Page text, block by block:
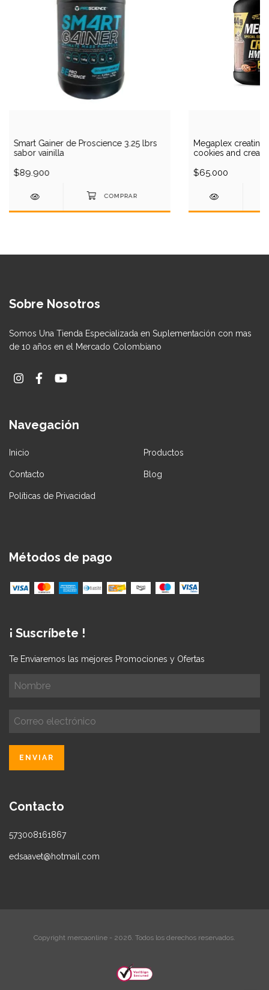
Smart Gainer de Proscience 3.25 lbrs
sabor vainilla
$89.900
Megaplex creatina
cookies and cream
$65.000
Sobre Nosotros
Somos Una Tienda Especializada en Suplementación con mas
de 10 años en el Mercado Colombiano
Navegación
Inicio Productos
Contacto Blog
Políticas de Privacidad
Métodos de pago
¡ Suscríbete !
Te Enviaremos las mejores Promociones y Ofertas
Contacto
573008161867
edsaavet@hotmail.com
Copyright mercaonline - 2026. Todos los derechos reservados.